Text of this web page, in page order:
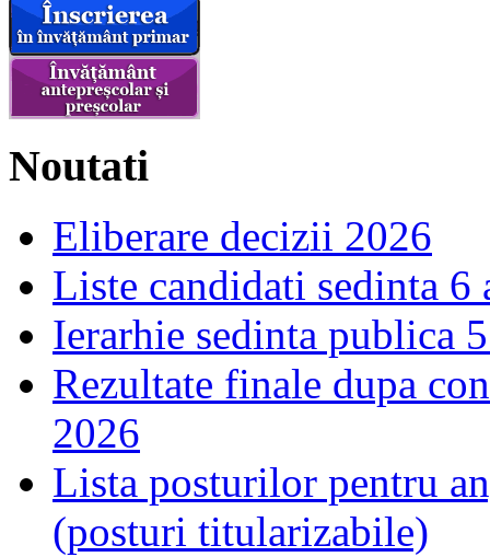
Noutati
Eliberare decizii 2026
Liste candidati sedinta 6
Ierarhie sedinta publica
Rezultate finale dupa
2026
Lista posturilor pentru
(posturi titularizabile)